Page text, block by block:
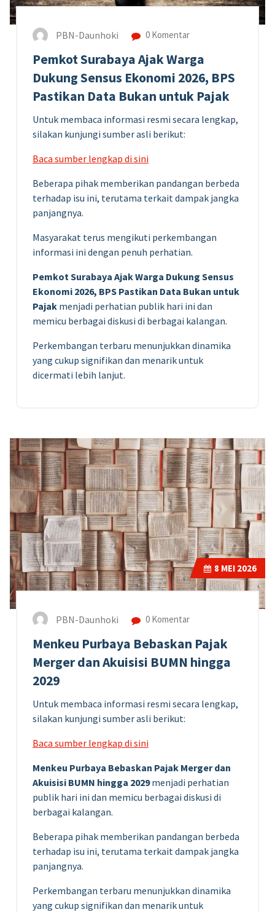
PBN-Daunhoki 0 Komentar
Pemkot Surabaya Ajak Warga
Dukung Sensus Ekonomi 2026, BPS
Pastikan Data Bukan untuk Pajak
Untuk membaca informasi resmi secara lengkap,
silakan kunjungi sumber asli berikut:
Baca sumber lengkap di sini
Beberapa pihak memberikan pandangan berbeda
terhadap isu ini, terutama terkait dampak jangka
panjangnya.
Masyarakat terus mengikuti perkembangan
informasi ini dengan penuh perhatian.
Pemkot Surabaya Ajak Warga Dukung Sensus
Ekonomi 2026, BPS Pastikan Data Bukan untuk
Pajak menjadi perhatian publik hari ini dan
memicu berbagai diskusi di berbagai kalangan.
Perkembangan terbaru menunjukkan dinamika
yang cukup signifikan dan menarik untuk
dicermati lebih lanjut.
8 MEI 2026
PBN-Daunhoki 0 Komentar
Menkeu Purbaya Bebaskan Pajak
Merger dan Akuisisi BUMN hingga
2029
Untuk membaca informasi resmi secara lengkap,
silakan kunjungi sumber asli berikut:
Baca sumber lengkap di sini
Menkeu Purbaya Bebaskan Pajak Merger dan
Akuisisi BUMN hingga 2029menjadi perhatian
publik hari ini dan memicu berbagai diskusi di
berbagai kalangan.
Beberapa pihak memberikan pandangan berbeda
terhadap isu ini, terutama terkait dampak jangka
panjangnya.
Perkembangan terbaru menunjukkan dinamika
yang cukup signifikan dan menarik untuk